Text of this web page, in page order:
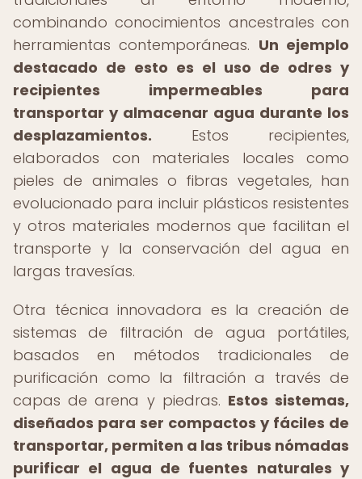
combinando conocimientos ancestrales con
herramientas contemporáneas. Un ejemplo
destacado de esto es el uso de odres y
recipientes impermeables para
transportar y almacenar agua durante los
desplazamientos. Estos recipientes,
elaborados con materiales locales como
pieles de animales o fibras vegetales, han
evolucionado para incluir plásticos resistentes
y otros materiales modernos que facilitan el
transporte y la conservación del agua en
largas travesías.
Otra técnica innovadora es la creación de
sistemas de filtración de agua portátiles,
basados en métodos tradicionales de
purificación como la filtración a través de
capas de arena y piedras. Estos sistemas,
diseñados para ser compactos y fáciles de
transportar, permiten a las tribus nómadas
purificar el agua de fuentes naturales y